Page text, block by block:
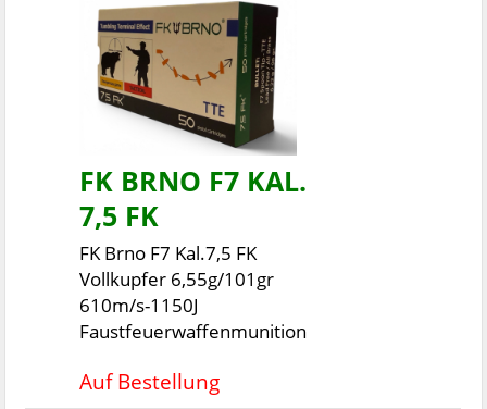
FK BRNO F7 KAL.
7,5 FK
FK Brno F7 Kal.7,5 FK
Vollkupfer 6,55g/101gr
610m/s-1150J
Faustfeuerwaffenmunition
Auf Bestellung